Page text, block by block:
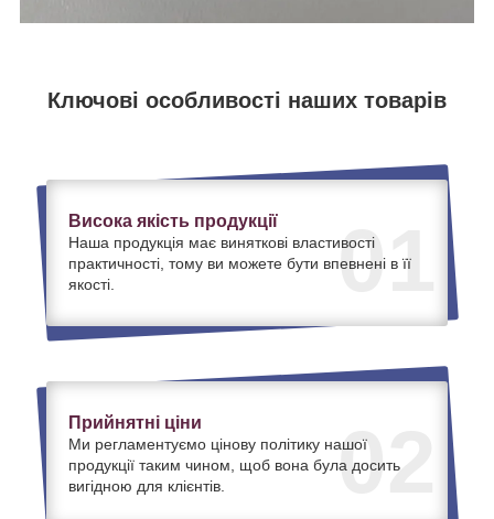
Ключові особливості наших товарів
01
Висока якість продукції
Наша продукція має виняткові властивості
практичності, тому ви можете бути впевнені в її
якості.
02
Прийнятні ціни
Ми регламентуємо цінову політику нашої
продукції таким чином, щоб вона була досить
вигідною для клієнтів.